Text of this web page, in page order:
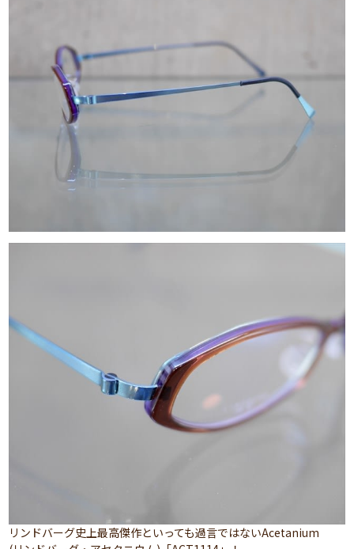
リンドバーグ史上最高傑作といっても過言ではないAcetanium